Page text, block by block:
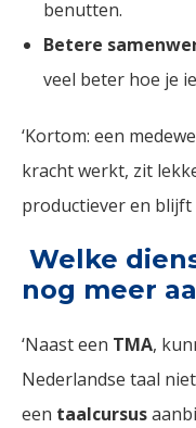
benutten.
Betere
veel beter hoe je
‘Kortom: een
kracht werkt, zit
productiever en blijft
Welke
nog meer
‘Naast een TMA,
Nederlandse taal
een taalcursus